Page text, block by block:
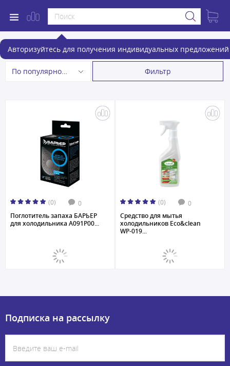
Авторизуйтесь для получения индивидуальных предложений
Аксессуары для холодильников
По популярности Фильтр
(0) 0
Поглотитель запаха БАРЬЕР
для холодильника А091Р00...
(0) 0
Средство для мытья
холодильников Eco&clean
WP-019...
Подписка на рассылку